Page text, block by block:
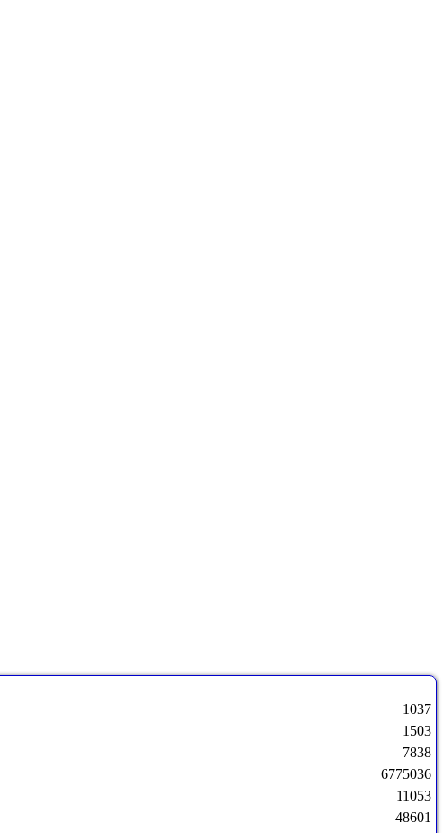
1037
1503
7838
6775036
11053
48601